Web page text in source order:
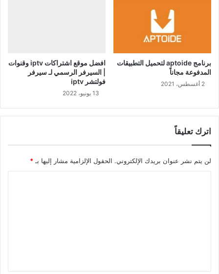
برنامج aptoide لتحميل التطبيقات
المدفوعة مجاناً
2 أغسطس، 2021
افضل موقع اشتراكات iptv وقنوات
| السيرفر الرسمي لـ سيرفر
فولتشر iptv
13 يونيو، 2022
اترك تعليقاً
لن يتم نشر عنوان بريدك الإلكتروني. الحقول الإلزامية مشار إليها بـ*